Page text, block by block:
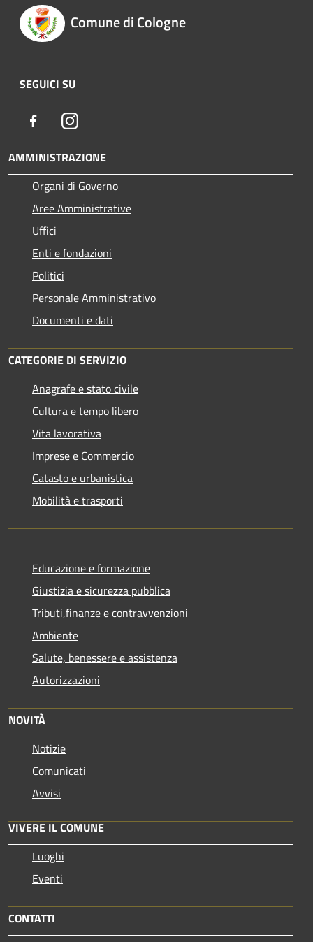
Comune di Cologne
SEGUICI SU
FacebookInstagram
AMMINISTRAZIONE
Organi di Governo
Aree Amministrative
Uffici
Enti e fondazioni
Politici
Personale Amministrativo
Documenti e dati
CATEGORIE DI SERVIZIO
Anagrafe e stato civile
Cultura e tempo libero
Vita lavorativa
Imprese e Commercio
Catasto e urbanistica
Mobilità e trasporti
Educazione e formazione
Giustizia e sicurezza pubblica
Tributi,finanze e contravvenzioni
Ambiente
Salute, benessere e assistenza
Autorizzazioni
NOVITÀ
Notizie
Comunicati
Avvisi
VIVERE IL COMUNE
Luoghi
Eventi
CONTATTI